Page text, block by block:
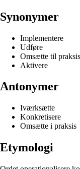
Synonymer
Implementere
Udføre
Omsætte til praksis
Aktivere
Antonymer
Iværksætte
Konkretisere
Omsætte i praksis
Etymologi